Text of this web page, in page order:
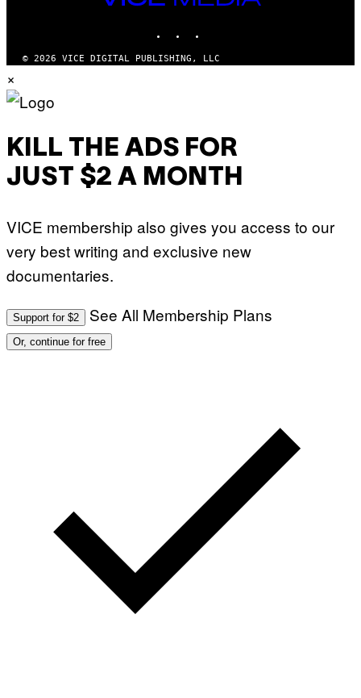
MEDIA
© 2026 VICE DIGITAL PUBLISHING, LLC
×
KILL THE ADS FOR
JUST $2 A MONTH
VICE membership also gives you access to our
very best writing and exclusive new
documentaries.
Support for $2 See All Membership Plans
Or, continue for free